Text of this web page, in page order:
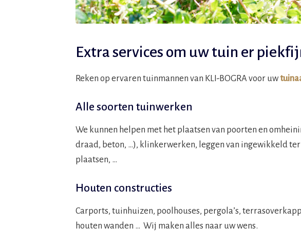
Extra services om uw tuin er
Reken op ervaren tuinmannen van KLI-BOGRA voor uw
Alle soorten tuinwerken
We kunnen helpen met het plaatsen van poorten en
draad, beton, …), klinkerwerken, leggen van ingewikkeld
plaatsen, …
Houten constructies
Carports, tuinhuizen, poolhouses, pergola’s,
houten wanden … Wij maken alles naar uw wens.